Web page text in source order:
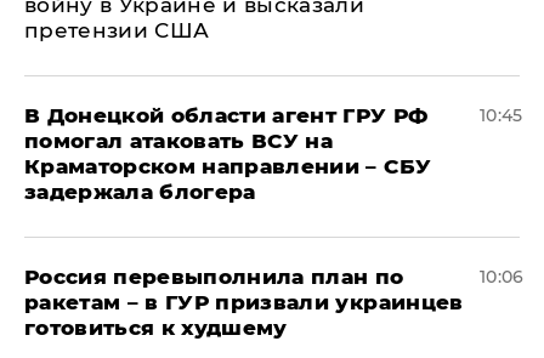
войну в Украине и высказали
претензии США
В Донецкой области агент ГРУ РФ
помогал атаковать ВСУ на
Краматорском направлении – СБУ
задержала блогера
10:45
Россия перевыполнила план по
ракетам – в ГУР призвали украинцев
готовиться к худшему
10:06